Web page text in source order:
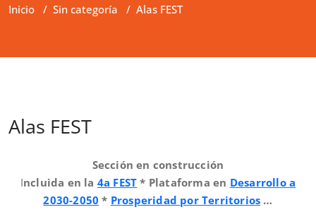
Inicio / Sin categoría / Alas FEST
Alas FEST
Sección en construcción
Incluida en la 4a FEST * Plataforma en Desarrollo a
2030-2050 * Prosperidad por Territorios …